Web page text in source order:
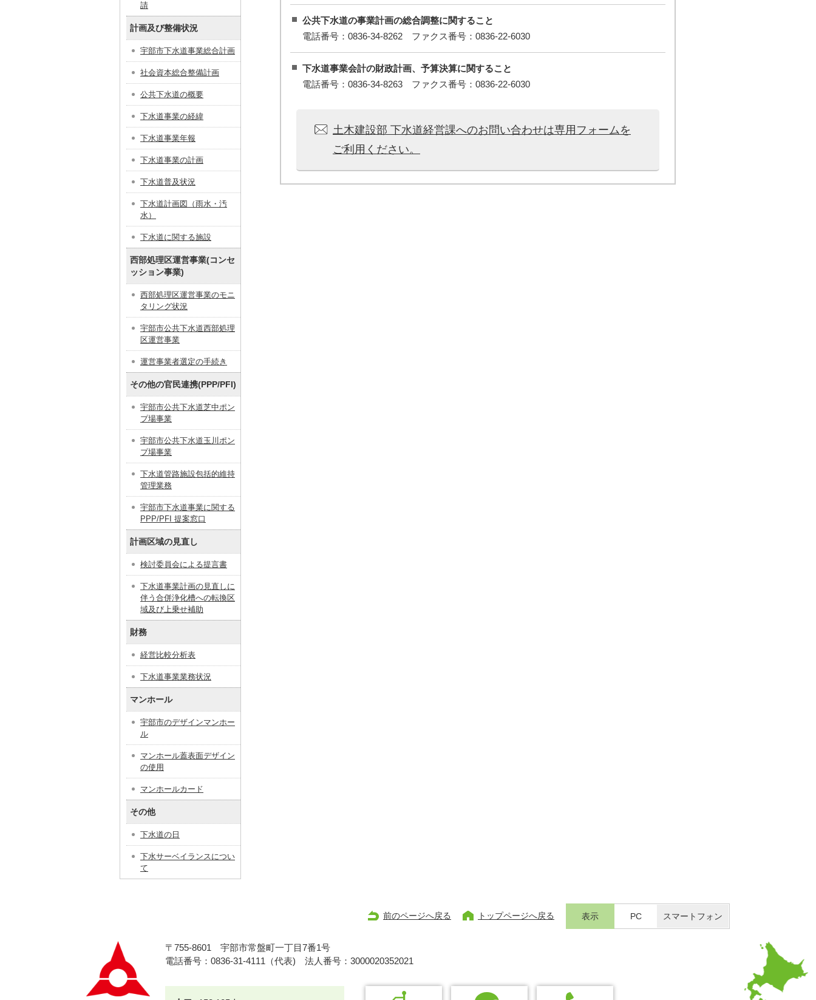
公共下水道の事業計画の総合調整に関すること
電話番号：0836-34-8262 ファクス番号：0836-22-6030
下水道事業会計の財政計画、予算決算に関すること
電話番号：0836-34-8263 ファクス番号：0836-22-6030
土木建設部 下水道経営課へのお問い合わせは専用フォームを
ご利用ください。
請
計画及び整備状況
宇部市下水道事業総合計画
社会資本総合整備計画
公共下水道の概要
下水道事業の経緯
下水道事業年報
下水道事業の計画
下水道普及状況
下水道計画図（雨水・汚
水）
下水道に関する施設
西部処理区運営事業(コンセ
ッション事業)
西部処理区運営事業のモニ
タリング状況
宇部市公共下水道西部処理
区運営事業
運営事業者選定の手続き
その他の官民連携(PPP/PFI)
宇部市公共下水道芝中ポン
プ場事業
宇部市公共下水道玉川ポン
プ場事業
下水道管路施設包括的維持
管理業務
宇部市下水道事業に関する
PPP/PFI 提案窓口
計画区域の見直し
検討委員会による提言書
下水道事業計画の見直しに
伴う合併浄化槽への転換区
域及び上乗せ補助
財務
経営比較分析表
下水道事業業務状況
マンホール
宇部市のデザインマンホー
ル
マンホール蓋表面デザイン
の使用
マンホールカード
その他
下水道の日
下水サーベイランスについ
て
前のページへ戻る トップページへ戻る 表示 PC スマートフォン
〒755-8601 宇部市常盤町一丁目7番1号
電話番号：0836-31-4111（代表) 法人番号：3000020352021